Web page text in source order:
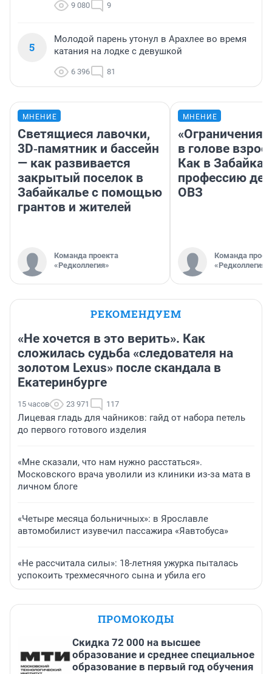
9 080 9
5
Молодой парень утонул в Арахлее во время
катания на лодке с девушкой
6 396 81
МНЕНИЕ
Светящиеся лавочки,
3D‑памятник и бассейн
— как развивается
закрытый поселок в
Забайкалье с помощью
грантов и жителей
Команда проекта
«Редколлегия»
МНЕНИЕ
«Ограничения
в голове
Как в
профессию
ОВЗ
Команда
«Редколлегия»
РЕКОМЕНДУЕМ
«Не хочется в это верить». Как
сложилась судьба «следователя на
золотом Lexus» после скандала в
Екатеринбурге
15 часов 23 971 117
Лицевая гладь для чайников: гайд от набора петель
до первого готового изделия
«Мне сказали, что нам нужно расстаться».
Московского врача уволили из клиники из-за мата в
личном блоге
«Четыре месяца больничных»: в Ярославле
автомобилист изувечил пассажира «Яавтобуса»
«Не рассчитала силы»: 18-летняя ужурка пыталась
успокоить трехмесячного сына и убила его
ПРОМОКОДЫ
Скидка 72 000 на высшее
образование и среднее специальное
образование в первый год обучения